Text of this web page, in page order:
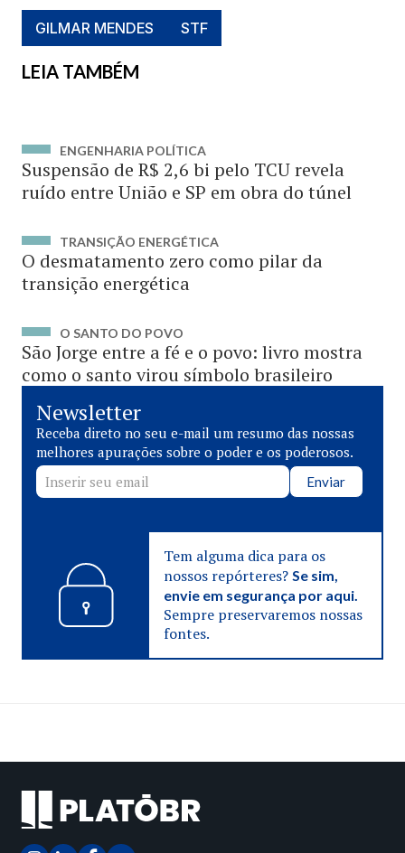
GILMAR MENDES STF
LEIA TAMBÉM
ENGENHARIA POLÍTICA
Suspensão de R$ 2,6 bi pelo TCU revela
ruído entre União e SP em obra do túnel
TRANSIÇÃO ENERGÉTICA
O desmatamento zero como pilar da
transição energética
O SANTO DO POVO
São Jorge entre a fé e o povo: livro mostra
como o santo virou símbolo brasileiro
Newsletter
Receba direto no seu e-mail um resumo das nossas
melhores apurações sobre o poder e os poderosos.
Enviar
Tem alguma dica para os
nossos repórteres? Se sim,
envie em segurança por aqui.
Sempre preservaremos nossas
fontes.